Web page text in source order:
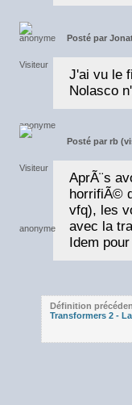
Posté par
J'ai vu le
Nolasco
Posté par rb
AprÃ¨s
horrifiÃ©
vfq), les
avec la
Idem
Définition
Transformers 2 -